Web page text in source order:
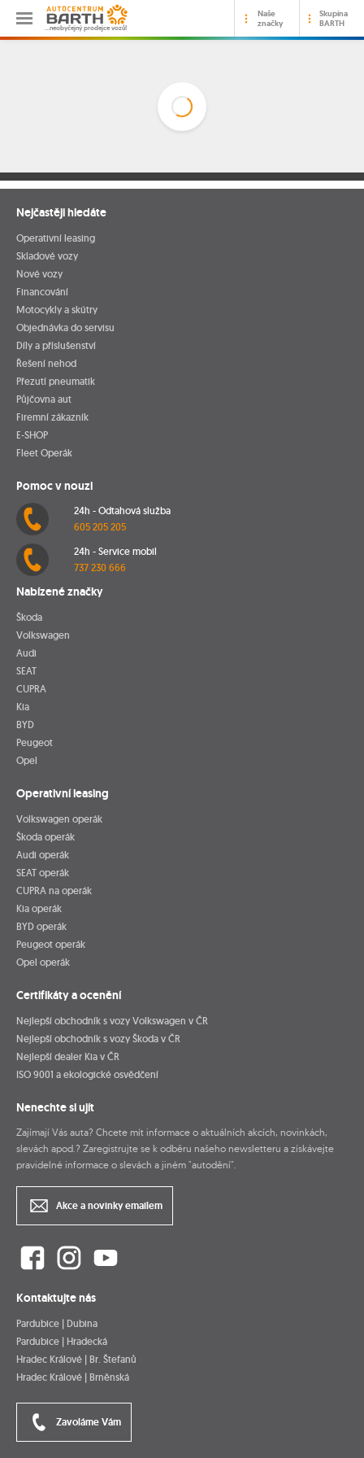
…neobyčejný prodejce vozů!
Naše
značky
Skupina
BARTH
Nejčastěji hledáte
Operativní leasing
Skladové vozy
Nové vozy
Financování
Motocykly a skútry
Objednávka do servisu
Díly a příslušenství
Řešení nehod
Přezutí pneumatik
Půjčovna aut
Firemní zákazník
E-SHOP
Fleet Operák
Pomoc v nouzi
24h - Odtahová služba
605 205 205
24h - Service mobil
737 230 666
Nabízené značky
Škoda
Volkswagen
Audi
SEAT
CUPRA
Kia
BYD
Peugeot
Opel
Operativní leasing
Volkswagen operák
Škoda operák
Audi operák
SEAT operák
CUPRA na operák
Kia operák
BYD operák
Peugeot operák
Opel operák
Certifikáty a ocenění
Nejlepší obchodník s vozy Volkswagen v ČR
Nejlepší obchodník s vozy Škoda v ČR
Nejlepší dealer Kia v ČR
ISO 9001 a ekologické osvědčení
Nenechte si ujít
Zajímají Vás auta? Chcete mít informace o aktuálních akcích, novinkách,
slevách apod.? Zaregistrujte se k odběru našeho newsletteru a získávejte
pravidelné informace o slevách a jiném "autodění".
Akce a novinky emailem
Kontaktujte nás
Pardubice | Dubina
Pardubice | Hradecká
Hradec Králové | Br. Štefanů
Hradec Králové | Brněnská
Zavoláme Vám